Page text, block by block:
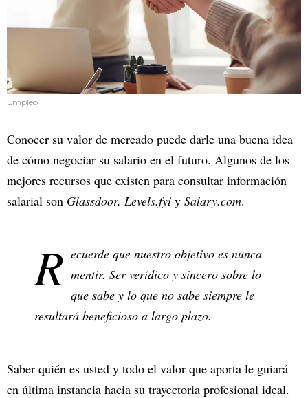
Empleo
Conocer su valor de mercado puede darle una buena idea
de cómo negociar su salario en el futuro. Algunos de los
mejores recursos que existen para consultar información
salarial son Glassdoor, Levels.fyi y Salary.com.
R ecuerde que nuestro objetivo es nunca
mentir. Ser verídico y sincero sobre lo
que sabe y lo que no sabe siempre le
resultará beneficioso a largo plazo.
Saber quién es usted y todo el valor que aporta le guiará
en última instancia hacia su trayectoria profesional ideal.